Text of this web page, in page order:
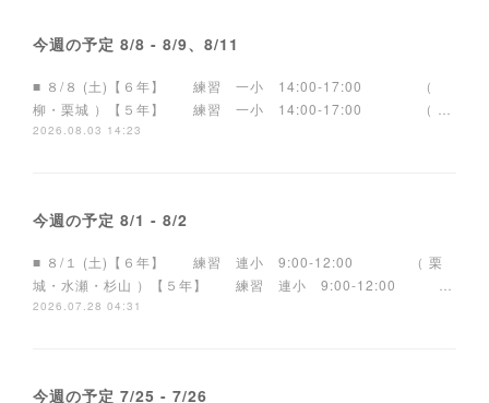
今週の予定 8/8 - 8/9、8/11
■ ８/８ (土)【６年】 練習 一小 14:00-17:00 （
柳・栗城 ）【５年】 練習 一小 14:00-17:00 （ …
2026.08.03 14:23
今週の予定 8/1 - 8/2
■ ８/１ (土)【６年】 練習 連小 9:00-12:00 （ 栗
城・水瀬・杉山 ）【５年】 練習 連小 9:00-12:00 …
2026.07.28 04:31
今週の予定 7/25 - 7/26